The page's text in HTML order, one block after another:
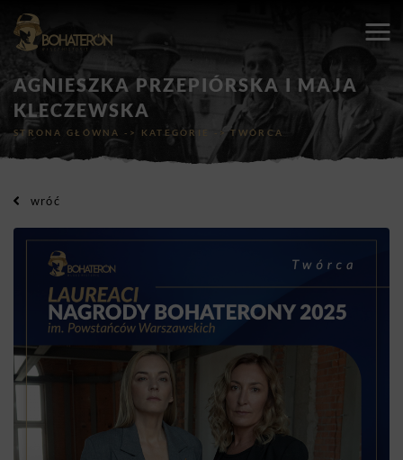
AGNIESZKA PRZEPIÓRSKA I MAJA
KLECZEWSKA
STRONA GŁÓWNA -> KATEGORIE ->TWÓRCA
wróć